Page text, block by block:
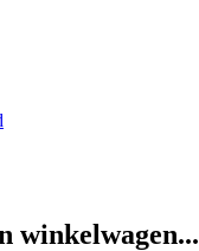
winkelwagen...